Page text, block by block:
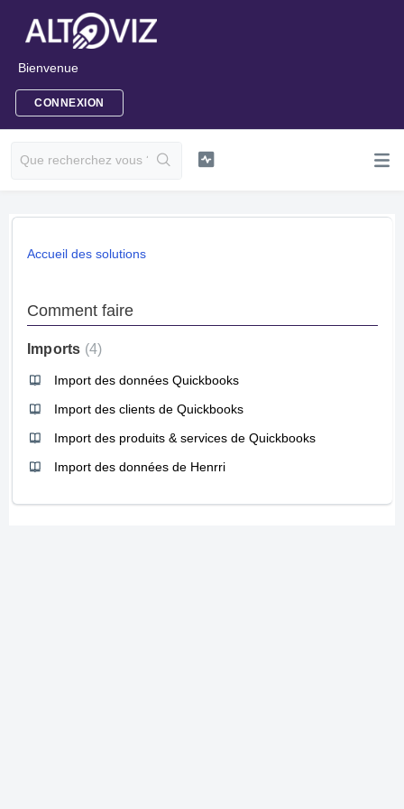
Bienvenue
CONNEXION
Accueil des solutions
Comment faire
Imports 4
Import des données Quickbooks
Import des clients de Quickbooks
Import des produits & services de Quickbooks
Import des données de Henrri